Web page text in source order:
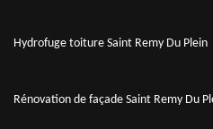
Hydrofuge toiture Saint Remy Du Plein
Rénovation de façade Saint Remy Du